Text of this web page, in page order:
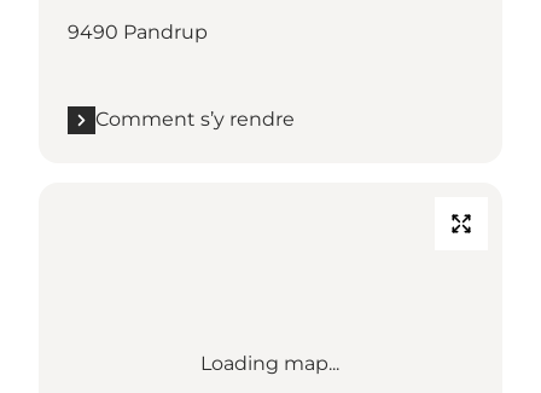
9490 Pandrup
Comment s’y rendre
Loading map...